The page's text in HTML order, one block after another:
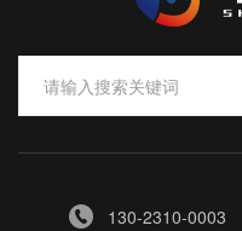
130-2310-0003